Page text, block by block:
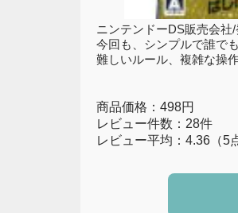
ニンテンドーDS販売会社
今回も、シンプルで誰で
難しいルール、複雑な操
商品価格：498円
レビュー件数：28件
レビュー平均：4.36（5